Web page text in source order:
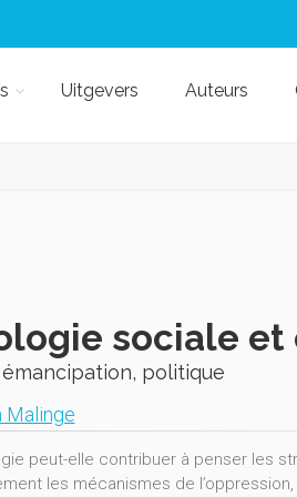
Uitgevers Auteurs
sociale
politique
Malinge
peut-elle contribuer à penser les
les mécanismes de